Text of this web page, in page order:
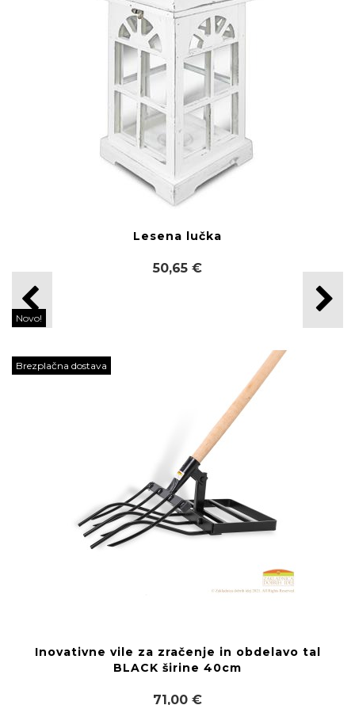
Lesena lučka
50,65 €
Novo!
Brezplačna dostava
Inovativne vile za zračenje in obdelavo tal
BLACK širine 40cm
71,00 €